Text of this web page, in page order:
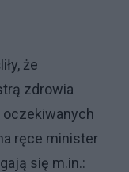
że
zdrowia
oczekiwanych
ręce minister
się m.in.: